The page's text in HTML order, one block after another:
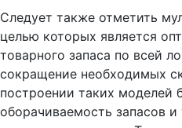
Следует также отметить
целью которых является
товарного запаса по всей
сокращение необходимых
построении таких моделей
оборачиваемость запасов